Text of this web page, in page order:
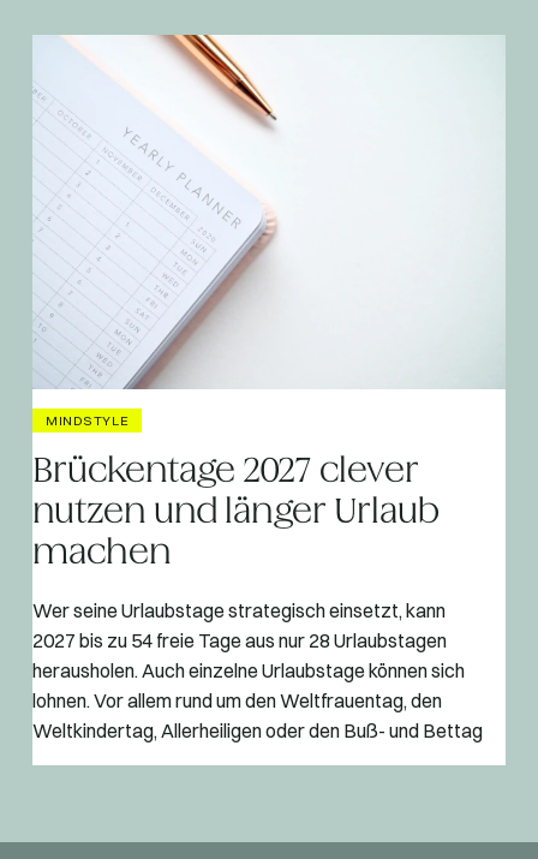
MINDSTYLE
Brückentage 2027 clever
nutzen und länger Urlaub
machen
Wer seine Urlaubstage strategisch einsetzt, kann
2027 bis zu 54 freie Tage aus nur 28 Urlaubstagen
herausholen. Auch einzelne Urlaubstage können sich
lohnen. Vor allem rund um den Weltfrauentag, den
Weltkindertag, Allerheiligen oder den Buß- und Bettag